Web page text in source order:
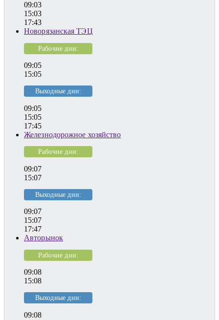
09:03
15:03
17:43
Новорязанская ТЭЦ
Рабочие дни:
09:05
15:05
Выходные дни:
09:05
15:05
17:45
Железнодорожное хозяйство
Рабочие дни:
09:07
15:07
Выходные дни:
09:07
15:07
17:47
Авторынок
Рабочие дни:
09:08
15:08
Выходные дни:
09:08